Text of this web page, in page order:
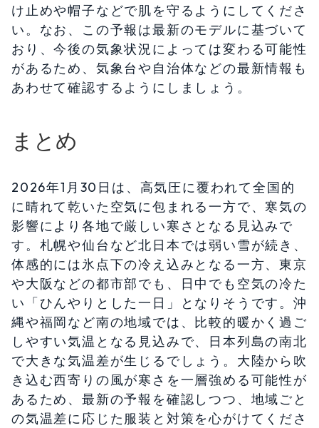
け止めや帽子などで肌を守るようにしてくださ
い。なお、この予報は最新のモデルに基づいて
おり、今後の気象状況によっては変わる可能性
があるため、気象台や自治体などの最新情報も
あわせて確認するようにしましょう。
まとめ
2026年1月30日は、高気圧に覆われて全国的
に晴れて乾いた空気に包まれる一方で、寒気の
影響により各地で厳しい寒さとなる見込みで
す。札幌や仙台など北日本では弱い雪が続き、
体感的には氷点下の冷え込みとなる一方、東京
や大阪などの都市部でも、日中でも空気の冷た
い「ひんやりとした一日」となりそうです。沖
縄や福岡など南の地域では、比較的暖かく過ご
しやすい気温となる見込みで、日本列島の南北
で大きな気温差が生じるでしょう。大陸から吹
き込む西寄りの風が寒さを一層強める可能性が
あるため、最新の予報を確認しつつ、地域ごと
の気温差に応じた服装と対策を心がけてくださ